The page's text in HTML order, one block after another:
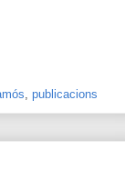
publicacions